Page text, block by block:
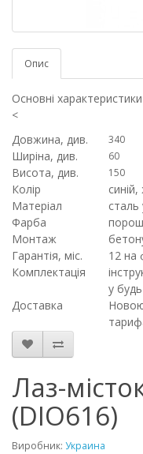
Опис
Основні характеристики
<
Довжина, див.
340
Ширіна, див. 60
Висота, див. 150
Колір
Матеріал
Фарба
Монтаж
Гарантія, міс.
12 на
Комплектація
Доставка
у
Лаз-
(DIO616)
Виробник: Украина